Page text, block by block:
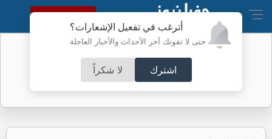
أترغب في تفعيل الإشعارات؟
حتى لا تفوتك آخر الأحداث والأخبار العاجلة
اشترك لا شكراً
النسخة الكاملة